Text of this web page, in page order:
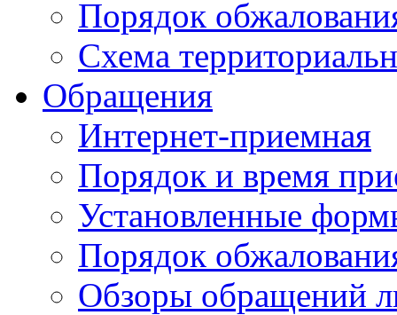
Порядок
Схема
Обращения
Интернет-приемная
Порядок и время
Установленные
Порядок
Обзоры обращений